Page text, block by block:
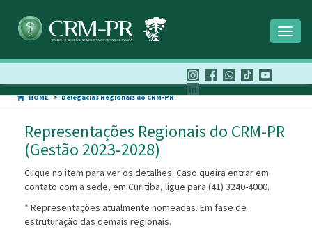
HOME Delegacias Regionais do CRM-PR
Representações Regionais do CRM-PR
(Gestão 2023-2028)
Clique no item para ver os detalhes. Caso queira entrar em
contato com a sede, em Curitiba, ligue para (41) 3240-4000.
* Representações atualmente nomeadas. Em fase de
estruturação das demais regionais.